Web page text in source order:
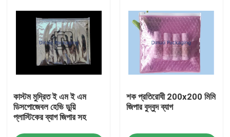
কাস্টম মুদ্রিত ই এম ই এম
ডিসপোজেবল হেভি ডুয়ি
প্লাস্টিকের ব্যাগ জিপার সহ
শক প্রতিরোধী 200x200 মিমি
জিপার বুদ্বুদ ব্যাগ